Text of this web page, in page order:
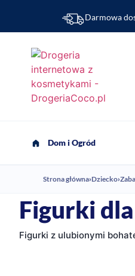
Darmowa
Dom i Ogród
Strona główna›Dziecko›
Figurki
Figurki z ulubionymi